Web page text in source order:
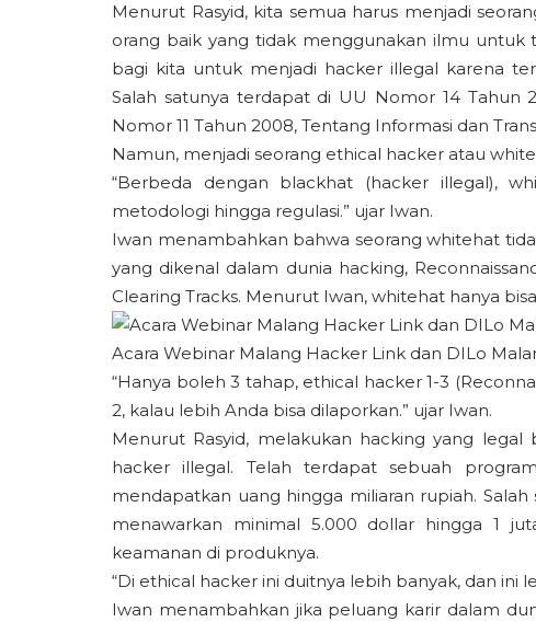
Menurut Rasyid, kita semua harus menjadi
orang baik yang tidak menggunakan ilmu untuk
bagi kita untuk menjadi hacker illegal karena
Salah satunya terdapat di UU Nomor 14
Nomor 11 Tahun 2008, Tentang Informasi dan
Namun, menjadi seorang ethical hacker atau
“Berbeda dengan blackhat (hacker illegal),
metodologi hingga regulasi.” ujar Iwan.
Iwan menambahkan bahwa seorang whitehat
yang dikenal dalam dunia hacking,
Clearing Tracks. Menurut Iwan, whitehat hanya
Acara Webinar Malang Hacker Link dan DILo
“Hanya boleh 3 tahap, ethical hacker 1-3
2, kalau lebih Anda bisa dilaporkan.” ujar Iwan.
Menurut Rasyid, melakukan hacking yang
hacker illegal. Telah terdapat sebuah
mendapatkan uang hingga miliaran rupiah.
menawarkan minimal 5.000 dollar hingga 1
keamanan di produknya.
“Di ethical hacker ini duitnya lebih banyak, dan ini
Iwan menambahkan jika peluang karir dalam